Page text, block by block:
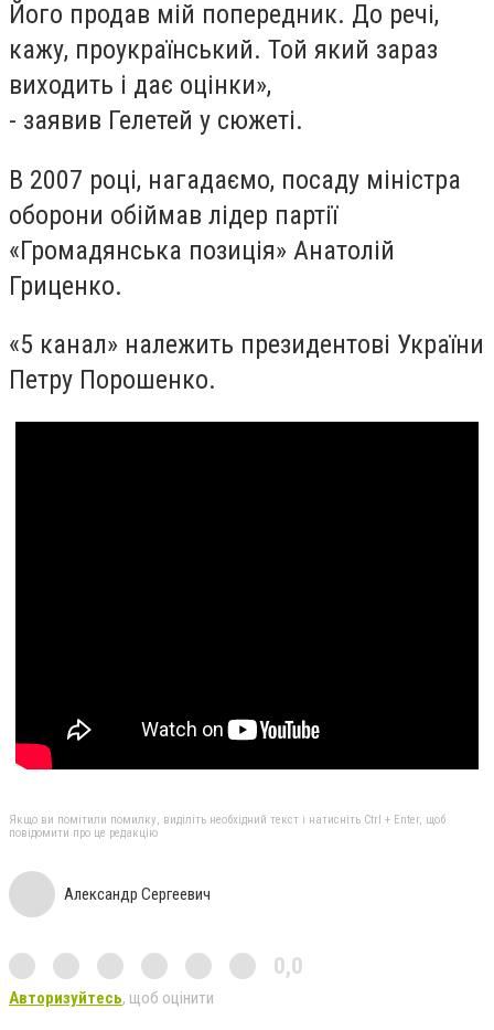
Його продав мій попередник. До речі,
кажу, проукраїнський. Той який зараз
виходить і дає оцінки»,
- заявив Гелетей у сюжеті.
В 2007 році, нагадаємо, посаду міністра
оборони обіймав лідер партії
«Громадянська позиція» Анатолій
Гриценко.
«5 канал» належить президентові України
Петру Порошенко.
Якщо ви помітили помилку, виділіть необхідний текст і натисніть Ctrl + Enter, щоб
повідомити про це редакцію
Александр Сергеевич
0,0
Авторизуйтесь, щоб оцінити